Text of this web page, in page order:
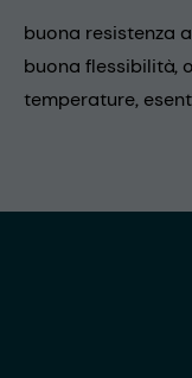
buona resistenza
buona flessibilità,
temperature,